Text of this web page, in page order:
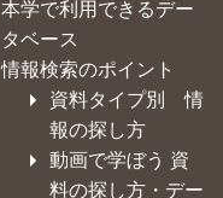
本学で利用できるデー
タベース
情報検索のポイント
資料タイプ別 情
報の探し方
動画で学ぼう 資
料の探し方・デー